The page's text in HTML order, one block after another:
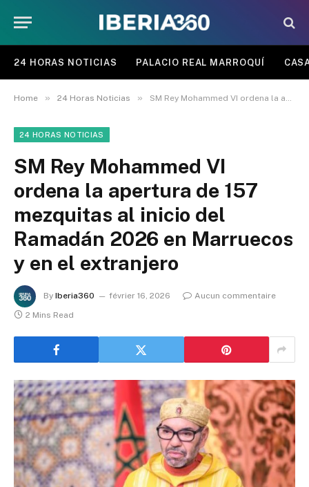
24 HORAS NOTICIAS PALACIO REAL MARROQUÍ
Home » 24 Horas Noticias » SM Rey Mohammed VI ordena la apertura de 157 mezquitas al inicio del Ramadán 2026 en Marruecos y en el extranjero
24 HORAS NOTICIAS
SM Rey Mohammed VI
ordena la apertura de 157
mezquitas al inicio del
Ramadán 2026 en Marruecos
y en el extranjero
By Iberia360 février 16, 2026
Aucun commentaire
2 Mins Read